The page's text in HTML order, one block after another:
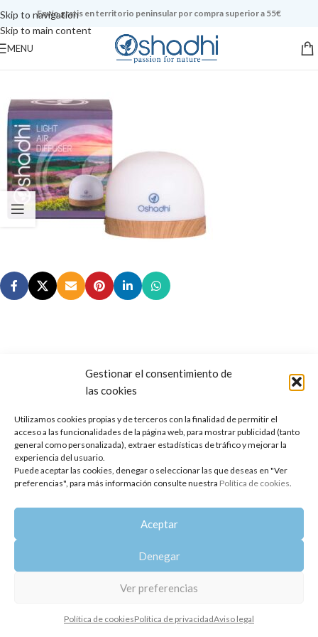
Gestionar el consentimiento de
las cookies
Utilizamos cookies propias y de terceros con la finalidad de permitir el
acceso a las funcionalidades de la página web, para mostrar publicidad (tanto
general como personalizada), extraer estadísticas de tráfico y mejorar la
experiencia del usuario.
Puede aceptar las cookies, denegar o seleccionar las que deseas en "Ver
preferencias", para más información consulte nuestra Política de cookies.
Aceptar
Denegar
Ver preferencias
Política de cookiesPolítica de privacidadAviso legal
Skip to navigation
Skip to main content
Envío gratis en territorio peninsular por compra superior a 55€
MENU
Copyright 2014-2025
Política de privacidad Aviso legal | Política de cookies